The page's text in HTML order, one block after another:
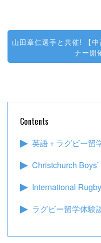
山田章仁選手と共催!
【
ナー開
Contents
英語＋ラグビー留
Christchurch
International
ラグビー留学体験